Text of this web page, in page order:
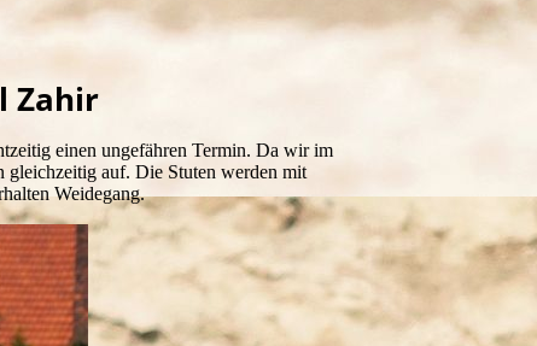
Zahir
einen ungefähren Termin. Da wir im
gleichzeitig auf. Die Stuten werden mit
Weidegang.